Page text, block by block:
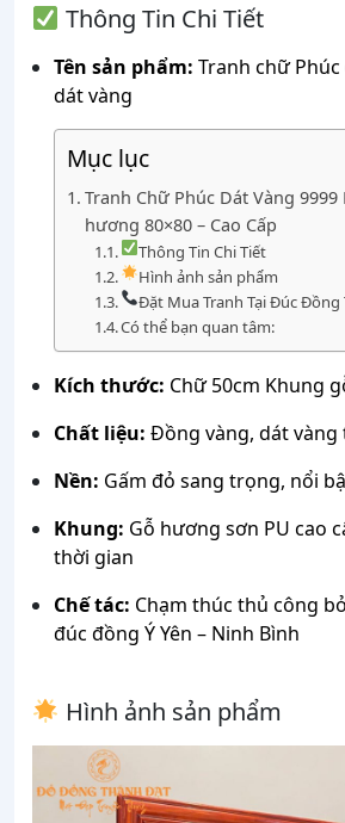
Thông Tin Chi Tiết
Tên sản phẩm: Tranh chữ
dát vàng
Mục lục
Tranh Chữ Phúc Dát Vàng
hương 80×80 – Cao Cấp
Thông Tin Chi Tiết
Hình ảnh sản phẩm
Đặt Mua Tranh Tại Đúc
Có thể bạn quan tâm:
Kích thước: Chữ 50cm Khung
Chất liệu: Đồng vàng, dát vàng
Nền: Gấm đỏ sang trọng, nổi
Khung: Gỗ hương sơn PU cao
thời gian
Chế tác: Chạm thúc thủ công
đúc đồng Ý Yên – Ninh Bình
Hình ảnh sản phẩm